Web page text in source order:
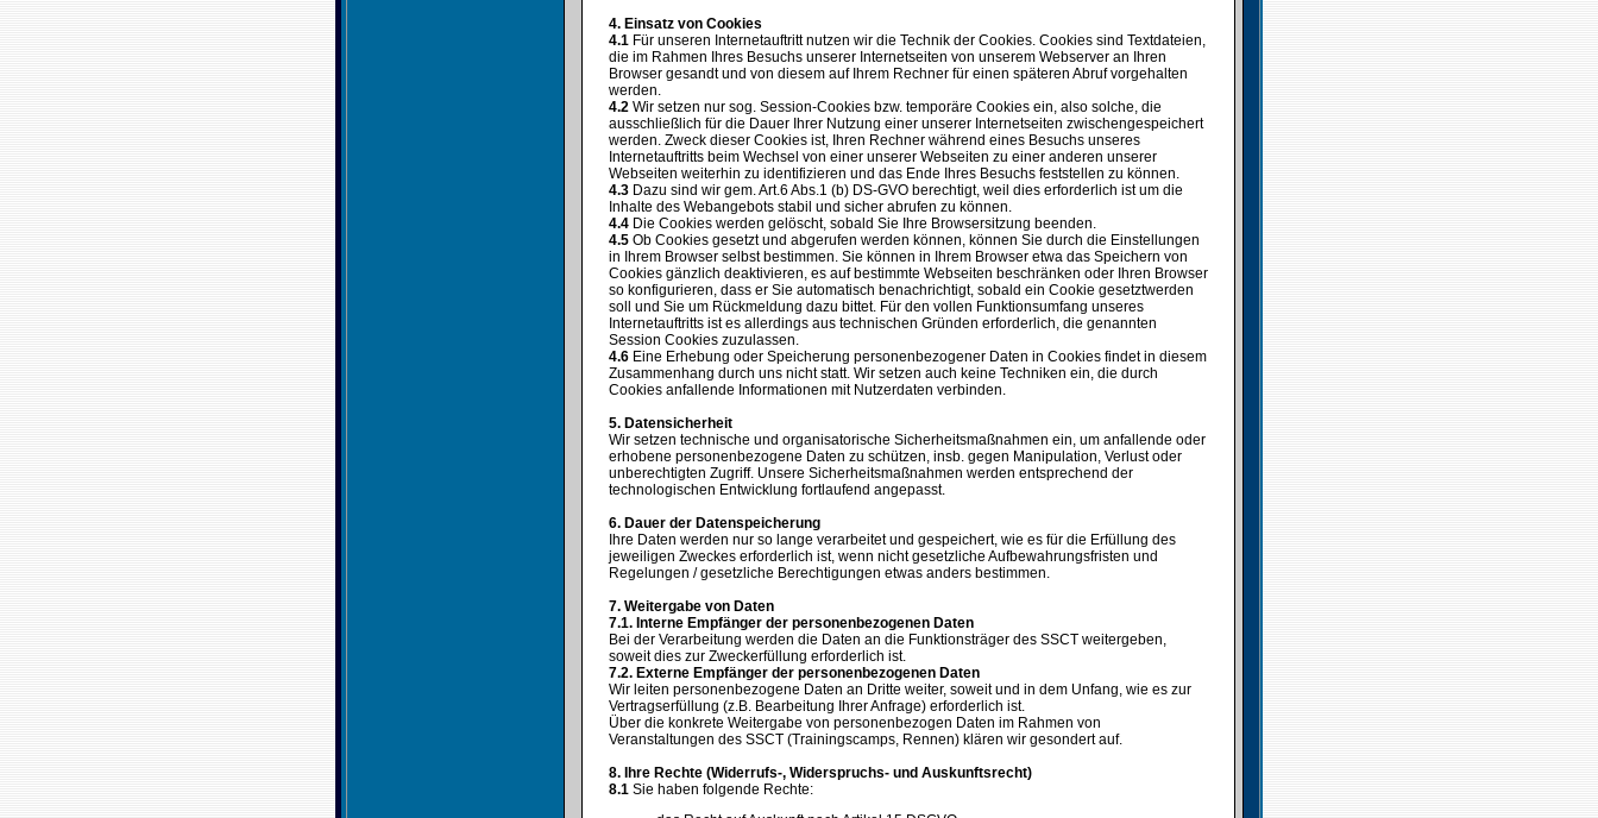
4. Einsatz von Cookies
4.1 Für unseren Internetauftritt nutzen wir die Technik der Cookies. Cookies sind Textdateien,
die im Rahmen Ihres Besuchs unserer Internetseiten von unserem Webserver an Ihren
Browser gesandt und von diesem auf Ihrem Rechner für einen späteren Abruf vorgehalten
werden.
4.2 Wir setzen nur sog. Session-Cookies bzw. temporäre Cookies ein, also solche, die
ausschließlich für die Dauer Ihrer Nutzung einer unserer Internetseiten zwischengespeichert
werden. Zweck dieser Cookies ist, Ihren Rechner während eines Besuchs unseres
Internetauftritts beim Wechsel von einer unserer Webseiten zu einer anderen unserer
Webseiten weiterhin zu identifizieren und das Ende Ihres Besuchs feststellen zu können.
4.3 Dazu sind wir gem. Art.6 Abs.1 (b) DS-GVO berechtigt, weil dies erforderlich ist um die
Inhalte des Webangebots stabil und sicher abrufen zu können.
4.4 Die Cookies werden gelöscht, sobald Sie Ihre Browsersitzung beenden.
4.5 Ob Cookies gesetzt und abgerufen werden können, können Sie durch die Einstellungen
in Ihrem Browser selbst bestimmen. Sie können in Ihrem Browser etwa das Speichern von
Cookies gänzlich deaktivieren, es auf bestimmte Webseiten beschränken oder Ihren Browser
so konfigurieren, dass er Sie automatisch benachrichtigt, sobald ein Cookie gesetztwerden
soll und Sie um Rückmeldung dazu bittet. Für den vollen Funktionsumfang unseres
Internetauftritts ist es allerdings aus technischen Gründen erforderlich, die genannten
Session Cookies zuzulassen.
4.6 Eine Erhebung oder Speicherung personenbezogener Daten in Cookies findet in diesem
Zusammenhang durch uns nicht statt. Wir setzen auch keine Techniken ein, die durch
Cookies anfallende Informationen mit Nutzerdaten verbinden.
5. Datensicherheit
Wir setzen technische und organisatorische Sicherheitsmaßnahmen ein, um anfallende oder
erhobene personenbezogene Daten zu schützen, insb. gegen Manipulation, Verlust oder
unberechtigten Zugriff. Unsere Sicherheitsmaßnahmen werden entsprechend der
technologischen Entwicklung fortlaufend angepasst.
6. Dauer der Datenspeicherung
Ihre Daten werden nur so lange verarbeitet und gespeichert, wie es für die Erfüllung des
jeweiligen Zweckes erforderlich ist, wenn nicht gesetzliche Aufbewahrungsfristen und
Regelungen / gesetzliche Berechtigungen etwas anders bestimmen.
7. Weitergabe von Daten
7.1. Interne Empfänger der personenbezogenen Daten
Bei der Verarbeitung werden die Daten an die Funktionsträger des SSCT weitergeben,
soweit dies zur Zweckerfüllung erforderlich ist.
7.2. Externe Empfänger der personenbezogenen Daten
Wir leiten personenbezogene Daten an Dritte weiter, soweit und in dem Unfang, wie es zur
Vertragserfüllung (z.B. Bearbeitung Ihrer Anfrage) erforderlich ist.
Über die konkrete Weitergabe von personenbezogen Daten im Rahmen von
Veranstaltungen des SSCT (Trainingscamps, Rennen) klären wir gesondert auf.
8. Ihre Rechte (Widerrufs-, Widerspruchs- und Auskunftsrecht)
8.1 Sie haben folgende Rechte: